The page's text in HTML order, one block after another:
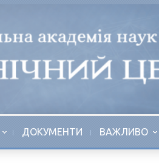
ДОКУМЕНТИ ВАЖЛИВО